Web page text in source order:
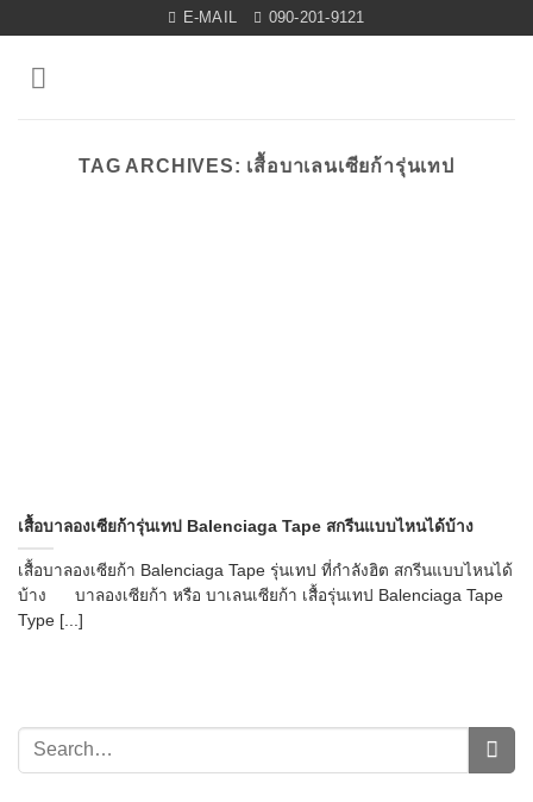
content
E-MAIL 090-201-9121
TAG ARCHIVES: เสื้อบาเลนเซียก้ารุ่นเทป
เสื้อบาลองเซียก้ารุ่นเทป Balenciaga Tape สกรีนแบบไหนได้บ้าง
เสื้อบาลองเซียก้า Balenciaga Tape รุ่นเทป ที่กำลังฮิต สกรีนแบบไหนได้
บ้าง บาลองเซียก้า หรือ บาเลนเซียก้า เสื้อรุ่นเทป Balenciaga Tape
Type [...]